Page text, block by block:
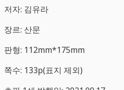
저자: 김유라
장르: 산문
판형: 112mm*175mm
쪽수: 133p(표지 제외)